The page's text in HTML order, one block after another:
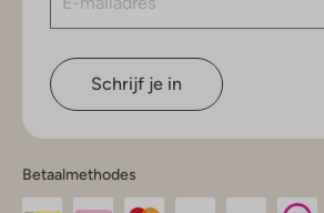
Schrijf je in
Betaalmethodes